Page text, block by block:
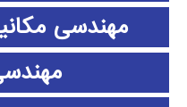
مهندسی